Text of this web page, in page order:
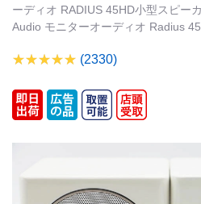
ーディオ RADIUS 45HD小型スピー
Audio モニターオーディオ Radius
(2330)